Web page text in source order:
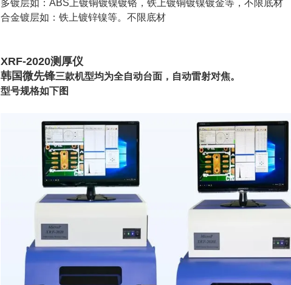
多镀层如：ABS上镀铜镀镍镀铬，铁上镀铜镀镍镀金等，不限底材
合金镀层如：铁上镀锌镍等。不限底材
XRF-2020测厚仪
韩国微先锋三款机型均为全自动台面，自动雷射对焦。
型号规格如下图